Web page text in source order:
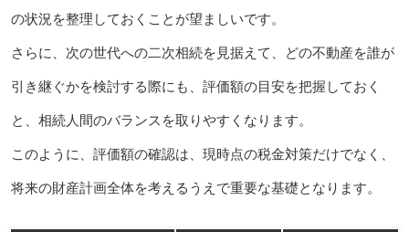
の状況を整理しておくことが望ましいです。
さらに、次の世代への二次相続を見据えて、どの不動産を誰が
引き継ぐかを検討する際にも、評価額の目安を把握しておく
と、相続人間のバランスを取りやすくなります。
このように、評価額の確認は、現時点の税金対策だけでなく、
将来の財産計画全体を考えるうえで重要な基礎となります。